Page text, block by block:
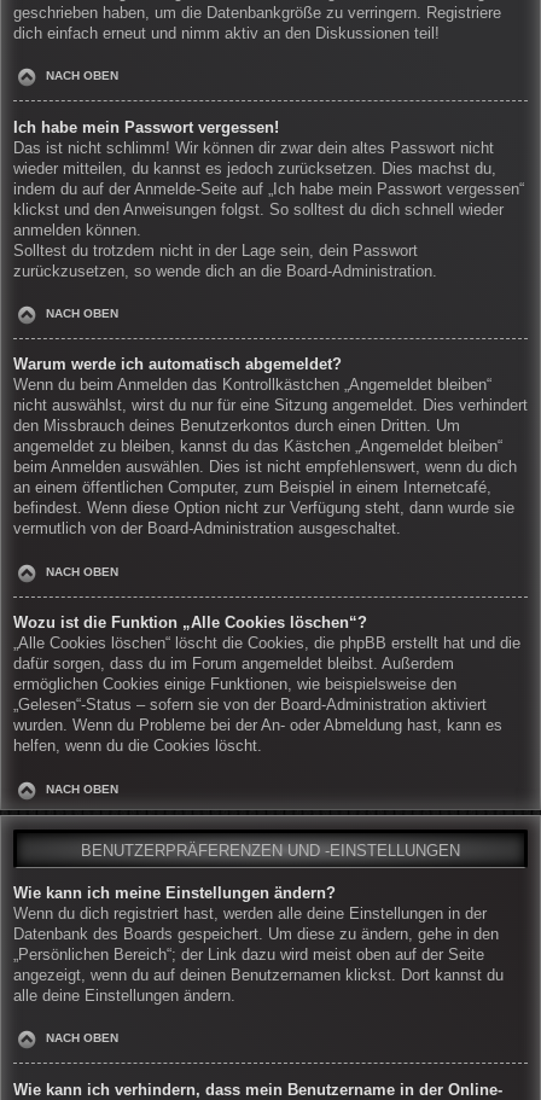
geschrieben haben, um die Datenbankgröße zu verringern. Registriere
dich einfach erneut und nimm aktiv an den Diskussionen teil!
NACH OBEN
Ich habe mein Passwort vergessen!
Das ist nicht schlimm! Wir können dir zwar dein altes Passwort nicht
wieder mitteilen, du kannst es jedoch zurücksetzen. Dies machst du,
indem du auf der Anmelde-Seite auf „Ich habe mein Passwort vergessen“
klickst und den Anweisungen folgst. So solltest du dich schnell wieder
anmelden können.
Solltest du trotzdem nicht in der Lage sein, dein Passwort
zurückzusetzen, so wende dich an die Board-Administration.
NACH OBEN
Warum werde ich automatisch abgemeldet?
Wenn du beim Anmelden das Kontrollkästchen „Angemeldet bleiben“
nicht auswählst, wirst du nur für eine Sitzung angemeldet. Dies verhindert
den Missbrauch deines Benutzerkontos durch einen Dritten. Um
angemeldet zu bleiben, kannst du das Kästchen „Angemeldet bleiben“
beim Anmelden auswählen. Dies ist nicht empfehlenswert, wenn du dich
an einem öffentlichen Computer, zum Beispiel in einem Internetcafé,
befindest. Wenn diese Option nicht zur Verfügung steht, dann wurde sie
vermutlich von der Board-Administration ausgeschaltet.
NACH OBEN
Wozu ist die Funktion „Alle Cookies löschen“?
„Alle Cookies löschen“ löscht die Cookies, die phpBB erstellt hat und die
dafür sorgen, dass du im Forum angemeldet bleibst. Außerdem
ermöglichen Cookies einige Funktionen, wie beispielsweise den
„Gelesen“-Status – sofern sie von der Board-Administration aktiviert
wurden. Wenn du Probleme bei der An- oder Abmeldung hast, kann es
helfen, wenn du die Cookies löscht.
NACH OBEN
BENUTZERPRÄFERENZEN UND -EINSTELLUNGEN
Wie kann ich meine Einstellungen ändern?
Wenn du dich registriert hast, werden alle deine Einstellungen in der
Datenbank des Boards gespeichert. Um diese zu ändern, gehe in den
„Persönlichen Bereich“; der Link dazu wird meist oben auf der Seite
angezeigt, wenn du auf deinen Benutzernamen klickst. Dort kannst du
alle deine Einstellungen ändern.
NACH OBEN
Wie kann ich verhindern, dass mein Benutzername in der Online-